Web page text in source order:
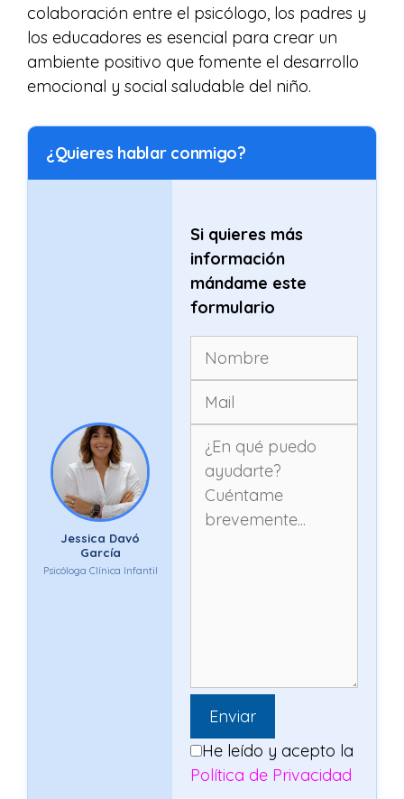
colaboración entre el psicólogo, los padres y
los educadores es esencial para crear un
ambiente positivo que fomente el desarrollo
emocional y social saludable del niño.
¿Quieres hablar conmigo?
Jessica Davó
García
Psicóloga Clínica Infantil
Si quieres más
información
mándame este
formulario
He leído y acepto la
Política de Privacidad